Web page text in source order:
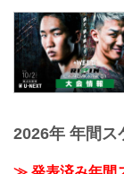
2026年 年間ス